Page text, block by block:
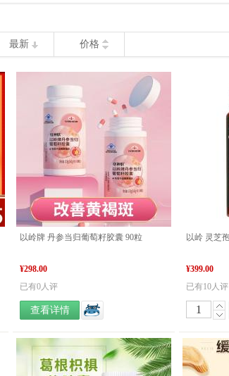
最新 价格
以岭牌 丹参当归葡萄籽胶囊 90粒
¥298.00
已有0人评
查看详情
¥399.00
已有10人评